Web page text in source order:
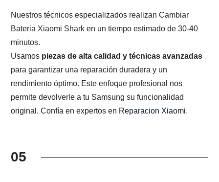
Nuestros técnicos especializados realizan Cambiar
Bateria Xiaomi Shark en un tiempo estimado de 30-40
minutos.
Usamos piezas de alta calidad y técnicas avanzadas
para garantizar una reparación duradera y un
rendimiento óptimo. Este enfoque profesional nos
permite devolverle a tu Samsung su funcionalidad
original. Confía en expertos en Reparacion Xiaomi.
05